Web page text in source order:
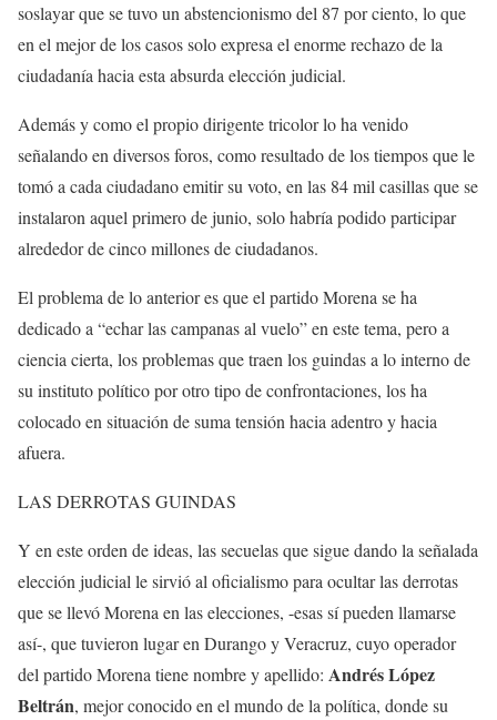
soslayar que se tuvo un abstencionismo del 87 por ciento, lo que
en el mejor de los casos solo expresa el enorme rechazo de la
ciudadanía hacia esta absurda elección judicial.
Además y como el propio dirigente tricolor lo ha venido
señalando en diversos foros, como resultado de los tiempos que le
tomó a cada ciudadano emitir su voto, en las 84 mil casillas que se
instalaron aquel primero de junio, solo habría podido participar
alrededor de cinco millones de ciudadanos.
El problema de lo anterior es que el partido Morena se ha
dedicado a “echar las campanas al vuelo” en este tema, pero a
ciencia cierta, los problemas que traen los guindas a lo interno de
su instituto político por otro tipo de confrontaciones, los ha
colocado en situación de suma tensión hacia adentro y hacia
afuera.
LAS DERROTAS GUINDAS
Y en este orden de ideas, las secuelas que sigue dando la señalada
elección judicial le sirvió al oficialismo para ocultar las derrotas
que se llevó Morena en las elecciones, -esas sí pueden llamarse
así-, que tuvieron lugar en Durango y Veracruz, cuyo operador
del partido Morena tiene nombre y apellido: Andrés López
Beltrán, mejor conocido en el mundo de la política, donde su